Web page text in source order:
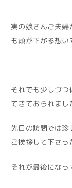
実の娘さんご夫婦
も頭が下がる想い
それでも少しづつ
てきておられまし
先日の訪問では珍
ご挨拶して下さっ
それが最後になっ